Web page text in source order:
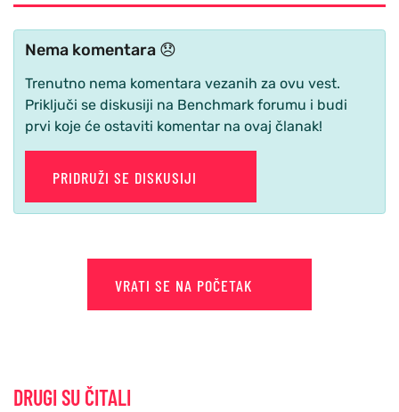
Nema komentara 😞
Trenutno nema komentara vezanih za ovu vest.
Priključi se diskusiji na Benchmark forumu i budi
prvi koje će ostaviti komentar na ovaj članak!
PRIDRUŽI SE DISKUSIJI
VRATI SE NA POČETAK
DRUGI SU ČITALI